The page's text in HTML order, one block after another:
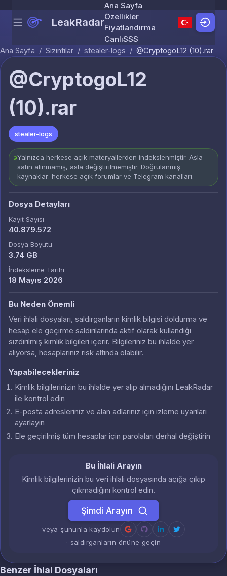
Skip to content
Menu LeakRadar
Ana Sayfa
Özellikler
Fiyatlandırma
CanlıSSS
Ana Sayfa / Sızıntılar / stealer-logs / @CryptogoL12 (10).rar
@CryptogoL12
(10).rar
stealer-logs
Yalnızca herkese açık materyallerden indekslenmiştir. Asla
satın alınmamış, asla değiştirilmemiştir. Doğrulanmış
kaynaklar: herkese açık forumlar ve Telegram kanalları.
Dosya Detayları
Kayıt Sayısı
40.879.572
Dosya Boyutu
3.74 GB
İndeksleme Tarihi
18 Mayıs 2026
Bu Neden Önemli
Veri ihlali dosyaları, saldırganların kimlik bilgisi doldurma ve
hesap ele geçirme saldırılarında aktif olarak kullandığı
sızdırılmış kimlik bilgileri içerir. Bilgileriniz bu ihlalde yer
alıyorsa, hesaplarınız risk altında olabilir.
Yapabilecekleriniz
Kimlik bilgilerinizin bu ihlalde yer alıp almadığını LeakRadar
ile kontrol edin
E-posta adresleriniz ve alan adlarınız için izleme uyarıları
ayarlayın
Ele geçirilmiş tüm hesaplar için parolaları derhal değiştirin
Bu İhlali Arayın
Kimlik bilgilerinizin bu veri ihlali dosyasında açığa çıkıp
çıkmadığını kontrol edin.
Şimdi Arayın
veya şununla kaydolun
· saldırganların önüne geçin
Benzer İhlal Dosyaları